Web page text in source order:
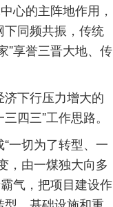
心的主阵地作用，
同频共振，传统
”享誉三晋大地、传
下行压力增大的
四三”工作思路。
一切为了转型、一
，由一煤独大向多
气，把项目建设作